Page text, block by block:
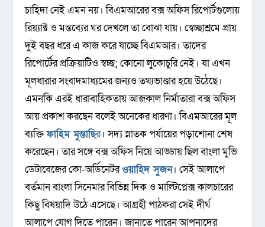
চাহিদা নেই এমন নয়। বিএমআরের বক্স অফিস রিপোর্টগুলোয়
রিয়্যাক্ট ও মন্তব্যের ঘর দেখলে তা বোঝা যায়। স্বেচ্ছাশ্রমে প্রায়
দুই বছর ধরে এ কাজ করে যাচ্ছে বিএমআর। তাদের
রিপোর্টের প্রক্রিয়াটিও স্বচ্ছ; কোনো লুকোচুরি নেই। যা এখন
মূলধারার সংবাদমাধ্যমের জন্যও তথ্যভাণ্ডার হয়ে উঠেছে।
এমনকি এরই ধারাবাহিকতায় আজকাল নির্মাতারা বক্স অফিস
আয় প্রকাশ করছেন বলেই অনেকের ধারণা। বিএমআরের মূল
ব্যক্তিফাহিম মুন্তাছির। সদ্য স্নাতক পর্যায়ের পড়াশোনা শেষ
করেছেন। তার সঙ্গে বক্স অফিস নিয়ে আড্ডায় ছিল বাংলা মুভি
ডেটাবেজের কো-অর্ডিনেটরওয়াহিদ সুজন। সেই আলাপে
বর্তমান বাংলা সিনেমার বিভিন্ন দিক ও মাল্টিপ্লেক্স কালচারের
কিছু বিষয়াদি উঠে এসেছে। আগ্রহী পাঠকরা সেই দীর্ঘ
আলাপে যোগ দিতে পারেন। জানাতে পারেন আপনাদের